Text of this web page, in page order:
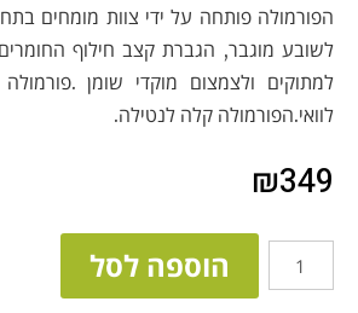
הפורמולה פותחה על ידי צוות מומחים
לשובע מוגבר, הגברת קצב חילוף
למתוקים ולצמצום מוקדי שומן
לוואי.הפורמולה קלה לנטילה.
₪349
הוספה לסל